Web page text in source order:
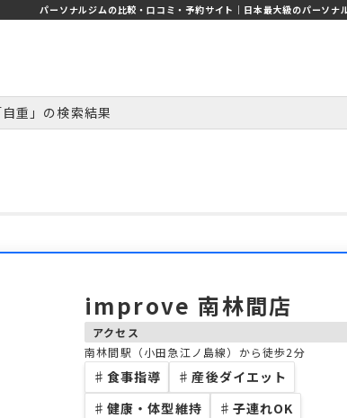
パーソナルジムの比較・口コミ・予約サイト｜日本最大級のパーソナ
自重」の検索結果
improve 南林間店
アクセス
南林間駅（小田急江ノ島線）から徒歩2分
♯ 食事指導 ♯ 産後ダイエット
♯ 健康・体型維持 ♯ 子連れOK